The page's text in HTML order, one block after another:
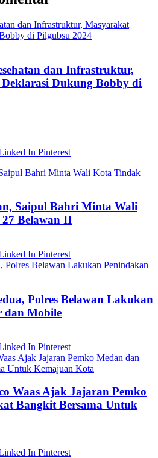
dan Infrastruktur,
Dukung Bobby di
In Pinterest
Saipul Bahri Minta Wali
Belawan II
In Pinterest
Polres Belawan Lakukan
dan Mobile
In Pinterest
Waas Ajak Jajaran Pemko
Bangkit Bersama Untuk
In Pinterest